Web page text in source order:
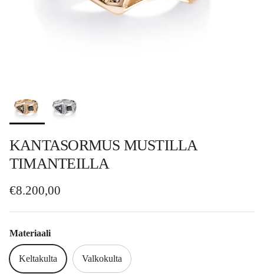
KANTASORMUS MUSTILLA
TIMANTEILLA
Normaalihinta
€8.200,00
Materiaali
Keltakulta Valkokulta